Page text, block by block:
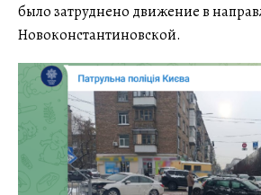
было затруднено движение в
Новоконстантиновской.